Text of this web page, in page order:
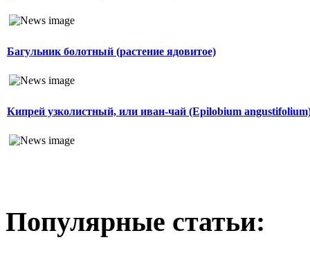
Багульник болотный (растение ядовитое)
Кипрей узколистный, или иван-чай (Epilobium
Популярные статьи: